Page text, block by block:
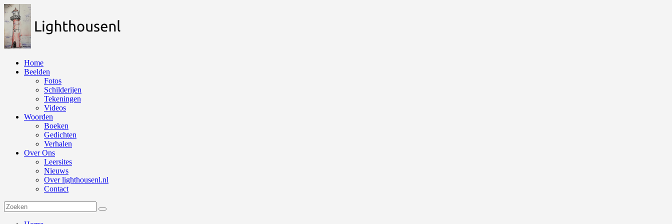
Naar
de
inhoud
springen
Home
Beelden
Fotos
Schilderijen
Tekeningen
Videos
Woorden
Boeken
Gedichten
Verhalen
Over Ons
Leersites
Nieuws
Over lighthousenl.nl
Contact